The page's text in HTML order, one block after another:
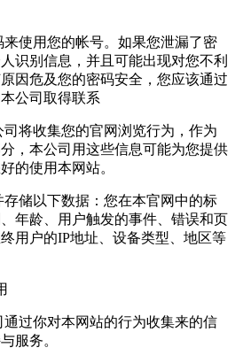
来使用您的帐号。如果您泄漏了密
识别信息，并且可能出现对您不利
因危及您的密码安全，您应该通过
公司取得联系
将收集您的官网浏览行为，作为
，本公司用这些信息可能为您提供
的使用本网站。
存储以下数据：您在本官网中的标
年龄、用户触发的事件、错误和页
用户的IP地址、设备类型、地区等
通过你对本网站的行为收集来的信
服务。